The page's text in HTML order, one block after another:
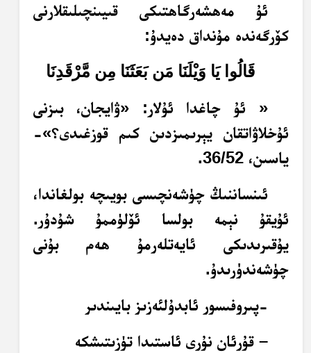
ئۇ مەھشەرگاھتىكى قىيىنچىلىقلارنى
كۆرگەندە مۇنداق دەيدۇ:
قَالُوا يَا وَيْلَنَا مَن بَعَثَنَا مِن مَّرْقَدِنَا
« ئۇ چاغدا ئۇلار: «ۋايجان، بىزنى
ئۇخلاۋاتقان يېرىمىزدىن كىم قوزغىدى؟»-
ياسىن، 36/52.
ئىنساننىڭ چۈشەنچىسى بويىچە بولغاندا،
ئۇيقۇ نېمە بولسا ئۆلۈممۇ شۇدۇر.
يۇقىرىدىكى ئايەتلەرمۇ ھەم بۇنى
چۈشەندۈرىدۇ.
-پىروفىسور ئابدۇلئەزىز بايىندىر
– قۇرئان نۇرى ئاستىدا تۈزىتىشكە